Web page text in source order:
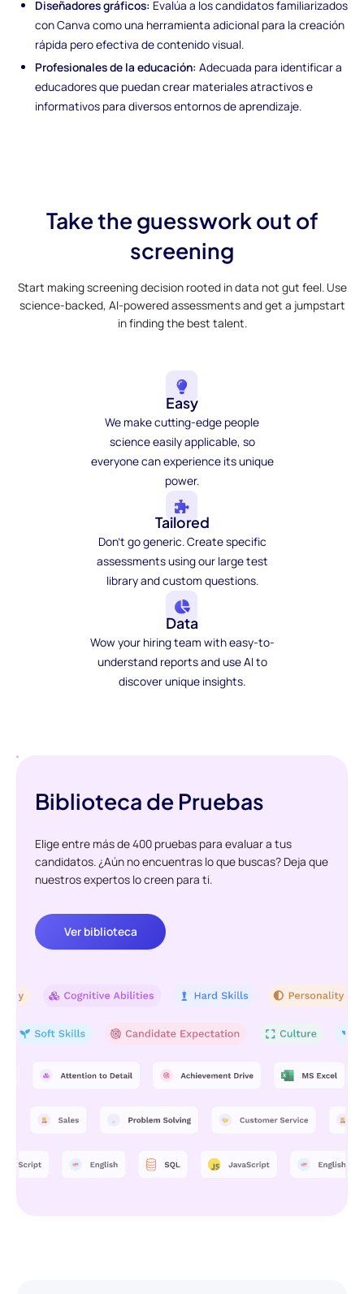
Diseñadores gráficos: Evalúa a los candidatos familiarizados
con Canva como una herramienta adicional para la creación
rápida pero efectiva de contenido visual.
Profesionales de la educación: Adecuada para identificar a
educadores que puedan crear materiales atractivos e
informativos para diversos entornos de aprendizaje.
Take the guesswork out of
screening
Start making screening decision rooted in data not gut feel. Use
science-backed, AI-powered assessments and get a jumpstart
in finding the best talent.
Easy
We make cutting-edge people
science easily applicable, so
everyone can experience its unique
power.
Tailored
Don't go generic. Create specific
assessments using our large test
library and custom questions.
Data
Wow your hiring team with easy-to-
understand reports and use AI to
discover unique insights.
Biblioteca de Pruebas
Elige entre más de 400 pruebas para evaluar a tus
candidatos. ¿Aún no encuentras lo que buscas? Deja que
nuestros expertos lo creen para ti.
Ver biblioteca